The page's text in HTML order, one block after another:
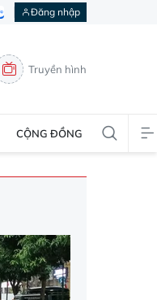
Đăng nhập
Truyền hình
CỘNG ĐỒNG